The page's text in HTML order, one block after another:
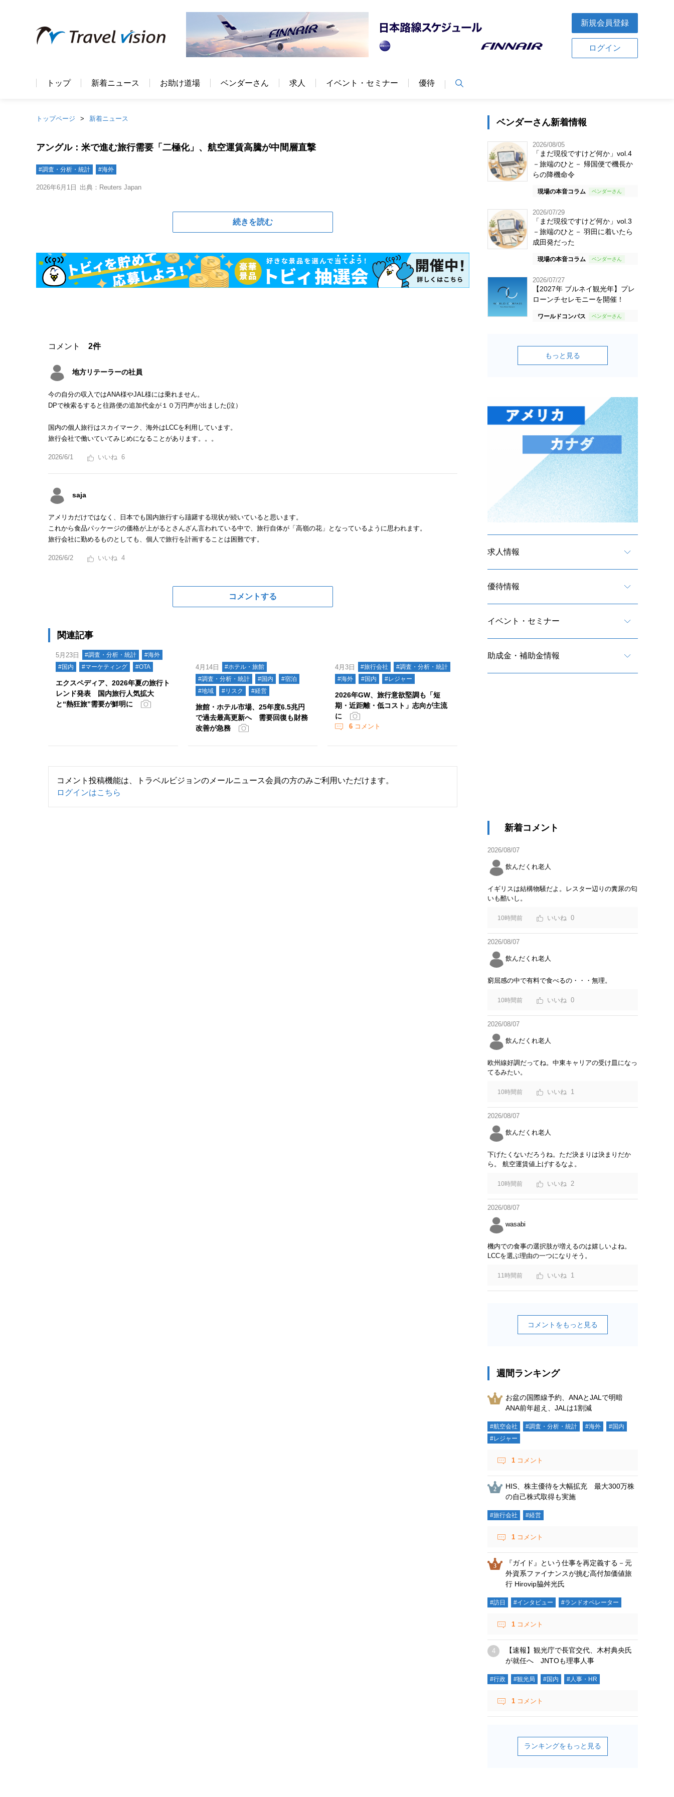
新規会員登録
ログイン
トップ 新着ニュース お助け道場 ベンダーさん 求人 イベント・セミナー 優待
トップページ 新着ニュース
アングル：米で進む旅行需要「二極化」、航空運賃高騰が中間層直撃
#調査・分析・統計 #海外
2026年6月1日 出典：Reuters Japan
続きを読む
コメント 2件
地方リテーラーの社員
今の自分の収入ではANA様やJAL様には乗れません。
DPで検索るすると往路便の追加代金が１０万円声が出ました(泣）
国内の個人旅行はスカイマーク、海外はLCCを利用しています。
旅行会社で働いていてみじめになることがあります。。。
2026/6/1 6
saja
アメリカだけではなく、日本でも国内旅行すら躊躇する現状が続いていると思います。
これから食品パッケージの価格が上がるとさんざん言われている中で、旅行自体が「高嶺の花」となっているように思われます。
旅行会社に勤めるものとしても、個人で旅行を計画することは困難です。
2026/6/2 4
コメントする
関連記事
5月23日 #調査・分析・統計
#海外
#国内
#マーケティング #OTA
エクスペディア、2026年夏の旅行ト
レンド発表 国内旅行人気拡大
と“熱狂旅”需要が鮮明に
4月14日
#ホテル・旅館
#調査・分析・統計
#国内
#宿泊
#地域
#リスク #経営
旅館・ホテル市場、25年度6.5兆円
で過去最高更新へ 需要回復も財務
改善が急務
4月3日 #旅行会社
#調査・分析・統計
#海外
#国内 #レジャー
2026年GW、旅行意欲堅調も「短
期・近距離・低コスト」志向が主流
に
6 コメント
コメント投稿機能は、トラベルビジョンのメールニュース会員の方のみご利用いただけます。
ログインはこちら
ベンダーさん新着情報
2026/08/05
「まだ現役ですけど何か」vol.4
－旅端のひと－ 帰国便で機長か
らの降機命令
現場の本音コラム
2026/07/29
「まだ現役ですけど何か」vol.3
－旅端のひと－ 羽田に着いたら
成田発だった
現場の本音コラム
2026/07/27
【2027年 ブルネイ観光年】プレ
ローンチセレモニーを開催！
ワールドコンパス
もっと見る
求人情報
優待情報
イベント・セミナー
助成金・補助金情報
新着コメント
2026/08/07
飲んだくれ老人
イギリスは結構物騒だよ。レスター辺りの糞尿の匂
いも酷いし。
10時間前 0
2026/08/07
飲んだくれ老人
窮屈感の中で有料で食べるの・・・無理。
10時間前 0
2026/08/07
飲んだくれ老人
欧州線好調だってね。中東キャリアの受け皿になっ
てるみたい。
10時間前 1
2026/08/07
飲んだくれ老人
下げたくないだろうね。ただ決まりは決まりだか
ら。 航空運賃値上げするなよ。
10時間前 2
2026/08/07
wasabi
機内での食事の選択肢が増えるのは嬉しいよね。
LCCを選ぶ理由の一つになりそう。
11時間前 1
コメントをもっと見る
週間ランキング
お盆の国際線予約、ANAとJALで明暗
ANA前年超え、JALは1割減
#航空会社 #調査・分析・統計 #海外
#国内
#レジャー
1 コメント
HIS、株主優待を大幅拡充 最大300万株
の自己株式取得も実施
#旅行会社 #経営
1 コメント
『ガイド』という仕事を再定義する－元
外資系ファイナンスが挑む高付加価値旅
行 Hirovip脇舛光氏
#訪日 #インタビュー #ランドオペレーター
1 コメント
【速報】観光庁で長官交代、木村典央氏
が就任へ JNTOも理事人事
#行政 #観光局 #国内 #人事・HR
1 コメント